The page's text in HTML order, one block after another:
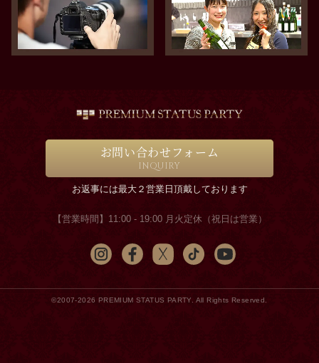
お問い合わせフォーム
INQUIRY
お返事には最大２営業日頂戴しております
【営業時間】11:00 - 19:00 月火定休（祝日は営業）
©2007-2026 PREMIUM STATUS PARTY. All Rights Reserved.